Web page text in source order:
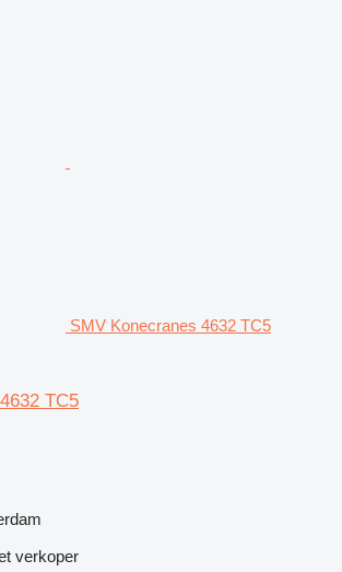
SMV Konecranes 4632 TC5
TC5
verkoper